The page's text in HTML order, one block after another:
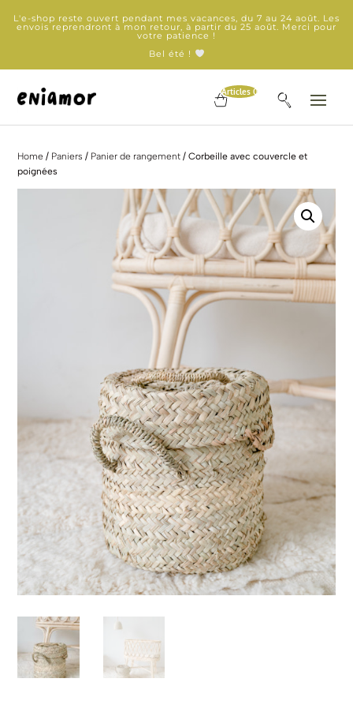
L'e-shop reste ouvert pendant mes vacances, du 7 au 24 août. Les
envois reprendront à mon retour, à partir du 25 août. Merci pour
votre patience !
Bel été !
Articles 0
Home / Paniers / Panier de rangement / Corbeille avec couvercle et
poignées